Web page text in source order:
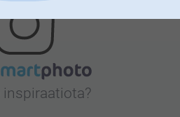
inspiraatiota?